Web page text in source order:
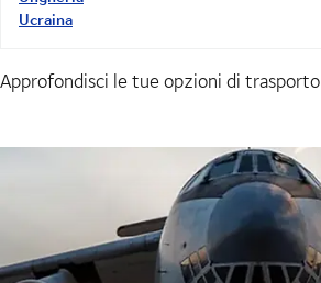
Ucraina
Approfondisci le tue opzioni di trasporto